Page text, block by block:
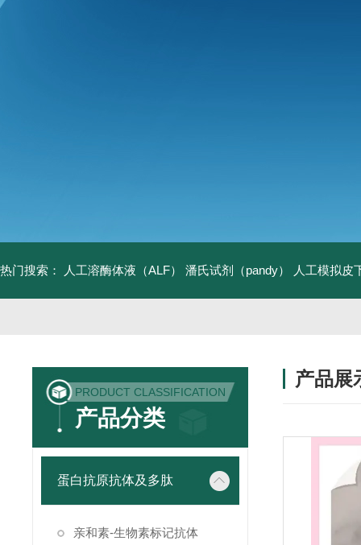
热门搜索： 人工溶酶体液（ALF） 潘氏试剂（pandy） 人工模拟皮
PRODUCT CLASSIFICATION
产品分类
蛋白抗原抗体及多肽
亲和素-生物素标记抗体
产品展